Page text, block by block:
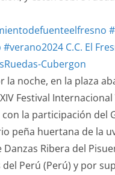
#verano2024 C.C. El
Cubergon
la noche, en la plaza
Festival
con la participación del
peña huertana de la
Danzas Ribera del
del Perú (Perú) y por